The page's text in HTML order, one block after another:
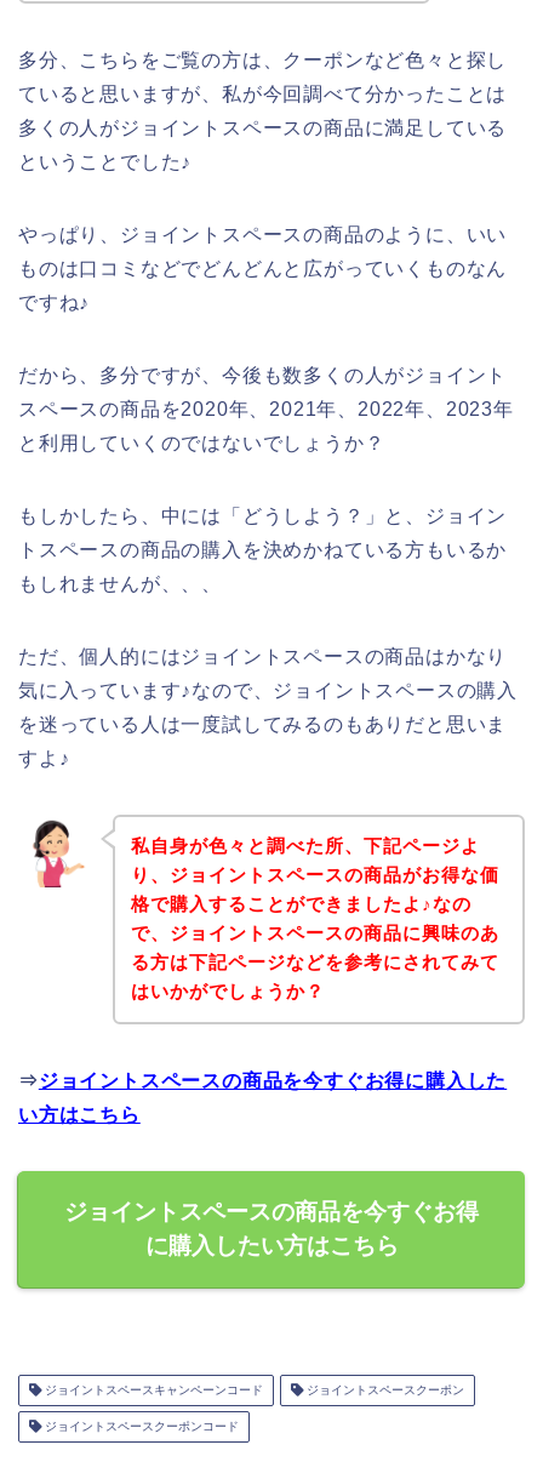
多分、こちらをご覧の方は、クーポンなど色々と探し
ていると思いますが、私が今回調べて分かったことは
多くの人がジョイントスペースの商品に満足している
ということでした♪
やっぱり、ジョイントスペースの商品のように、いい
ものは口コミなどでどんどんと広がっていくものなん
ですね♪
だから、多分ですが、今後も数多くの人がジョイント
スペースの商品を2020年、2021年、2022年、2023年
と利用していくのではないでしょうか？
もしかしたら、中には「どうしよう？」と、ジョイン
トスペースの商品の購入を決めかねている方もいるか
もしれませんが、、、
ただ、個人的にはジョイントスペースの商品はかなり
気に入っています♪なので、ジョイントスペースの購入
を迷っている人は一度試してみるのもありだと思いま
すよ♪
私自身が色々と調べた所、下記ページよ
り、ジョイントスペースの商品がお得な価
格で購入することができましたよ♪なの
で、ジョイントスペースの商品に興味のあ
る方は下記ページなどを参考にされてみて
はいかがでしょうか？
⇒ジョイントスペースの商品を今すぐお得に購入した
い方はこちら
ジョイントスペースの商品を今すぐお得
に購入したい方はこちら
ジョイントスペースキャンペーンコード ジョイントスペースクーポン
ジョイントスペースクーポンコード